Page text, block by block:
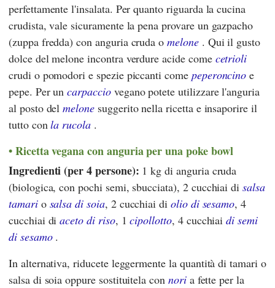
perfettamente l'insalata. Per quanto riguarda la cucina
crudista, vale sicuramente la pena provare un gazpacho
(zuppa fredda) con anguria cruda omelone. Qui il gusto
dolce del melone incontra verdure acide come cetrioli
crudi o pomodori e spezie piccanti come peperoncino e
pepe. Per uncarpacciovegano potete utilizzare l'anguria
al posto delmelone suggerito nella ricetta e insaporire il
tutto conla rucola.
Ricetta vegana con anguria per una poke bowl
Ingredienti (per 4 persone): 1 kg di anguria cruda
(biologica, con pochi semi, sbucciata), 2 cucchiai disalsa
tamario salsa di soia, 2 cucchiai di olio di sesamo, 4
cucchiai diaceto di riso, 1cipollotto, 4 cucchiaidi semi
di sesamo.
In alternativa, riducete leggermente la quantità di tamari o
salsa di soia oppure sostituitela con noria fette per la